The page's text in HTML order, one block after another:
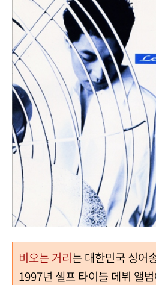
비오는 거리는 대한민국 싱어
1997년 셀프 타이틀 데뷔 앨